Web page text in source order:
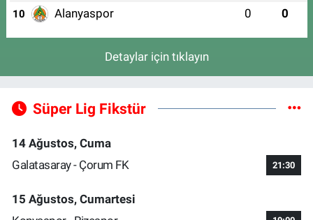
10 Alanyaspor 0 0
Detaylar için tıklayın
Süper Lig Fikstür
14 Ağustos, Cuma
Galatasaray - Çorum FK
21:30
15 Ağustos, Cumartesi